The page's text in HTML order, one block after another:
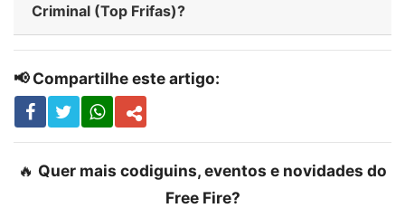
Criminal (Top Frifas)?
📢 Compartilhe este artigo:
🔥 Quer mais codiguins, eventos e novidades do
Free Fire?